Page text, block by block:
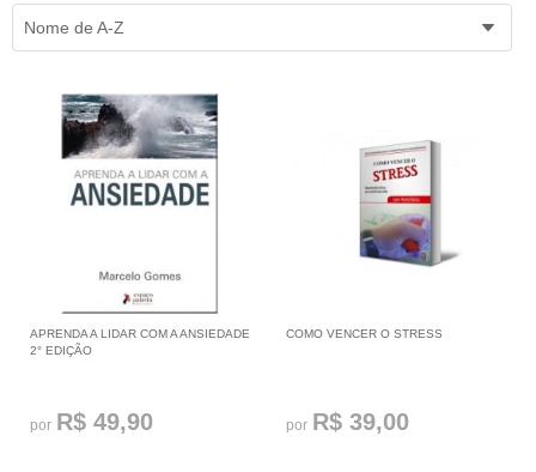
Nome de A-Z
APRENDA A LIDAR COM A ANSIEDADE
2° EDIÇÃO
por R$ 49,90
COMO VENCER O STRESS
por R$ 39,00